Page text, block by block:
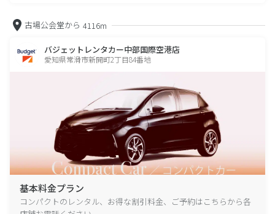
古場公会堂から 4116m
バジェットレンタカー中部国際空港店
愛知県常滑市新開町2丁目84番地
基本料金プラン
コンパクトのレンタル、お得な割引料金、ご予約はこちらから各